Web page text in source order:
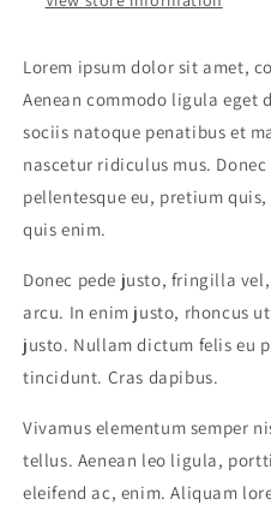
Lorem ipsum dolor sit amet,
Aenean commodo ligula eget
sociis natoque penatibus et
nascetur ridiculus mus.
pellentesque eu, pretium
quis enim.
Donec pede justo, fringilla
arcu. In enim justo, rhoncus
justo. Nullam dictum felis eu
tincidunt. Cras dapibus.
Vivamus elementum semper
tellus. Aenean leo ligula,
eleifend ac, enim. Aliquam